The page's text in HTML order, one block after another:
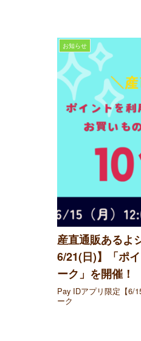
お知らせ
産直通販あるよ
6/21(日)】「ポ
ーク」を開催！
Pay IDアプリ限定【6/
ーク